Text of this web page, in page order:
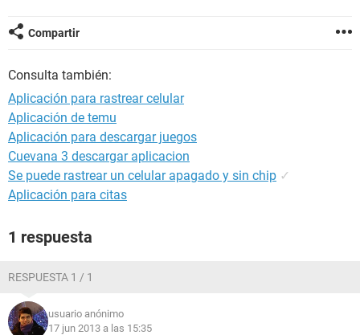
Compartir
Consulta también:
Aplicación para rastrear celular
Aplicación de temu
Aplicación para descargar juegos
Cuevana 3 descargar aplicacion
Se puede rastrear un celular apagado y sin chip ✓
Aplicación para citas
1 respuesta
RESPUESTA 1 / 1
usuario anónimo
17 jun 2013 a las 15:35